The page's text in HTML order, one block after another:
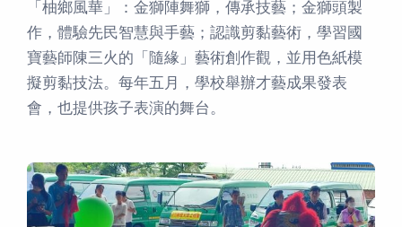
「柚鄉風華」：金獅陣舞獅，傳承技藝；金獅頭製
作，體驗先民智慧與手藝；認識剪黏藝術，學習國
寶藝師陳三火的「隨緣」藝術創作觀，並用色紙模
擬剪黏技法。每年五月，學校舉辦才藝成果發表
會，也提供孩子表演的舞台。